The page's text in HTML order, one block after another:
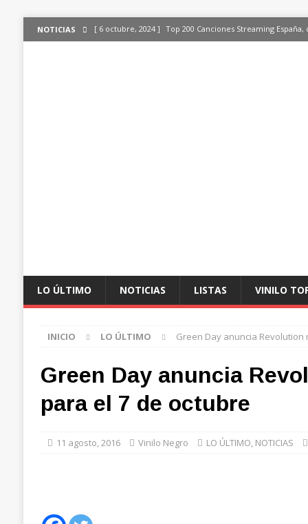
NOTICIAS [ 6 octubre, 2024 ] Top 200 Canciones Streaming
LO ÚLTIMO NOTICIAS LISTAS VINILO
INICIO LO ÚLTIMO Green Day anuncia
Green Day anuncia
para el 7 de octubre
11 agosto, 2016 Vinilo Negro LO ÚLTIMO, NOTICIAS